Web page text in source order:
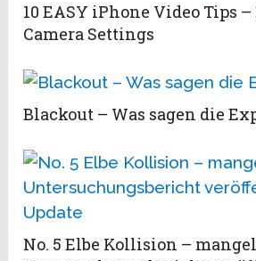
10 EASY iPhone Video Tips –
Camera Settings
Blackout – Was sagen die
No. 5 Elbe Kollision –